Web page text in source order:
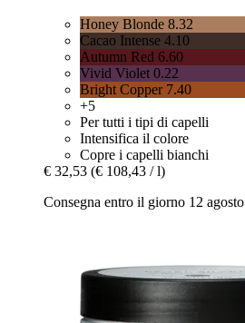
Honey Blonde 8.32
Cacao Intense 4.10
Autumn Red 6.60
Vivid Violet 0.22
Bright Copper 7.40
+5
Per tutti i tipi di capelli
Intensifica il colore
Copre i capelli bianchi
€ 32,53 (€ 108,43 / l)
Consegna entro il giorno 12 agosto